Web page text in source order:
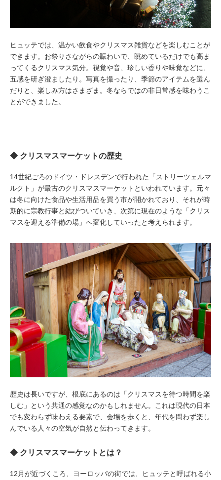
ヒュッテでは、温かい飲食やクリスマス雑貨などを楽しむことが
できます。お祭りさながらの賑わいで、眺めているだけでも高ま
ってくるクリスマス気分。視覚や音、珍しい香りや味覚などに、
五感を研ぎ澄ましたり。写真を撮ったり、季節のアイテムを選ん
だりと、楽しみ方はさまざま。冬ならではの非日常感を味わうこ
とができました。
◆ クリスマスマーケットの歴史
14世紀ごろのドイツ・ドレスデンで行われた「ストリーツェルマ
ルクト」が最古のクリスマスマーケットといわれています。元々
は冬に向けた食品や生活用品を買う市が開かれており、それが時
期的に宗教行事と結びついていき、次第に現在のような「クリス
マスを迎える準備の場」へ変化していったと考えられます。
歴史は長いですが、根底にあるのは「クリスマスを待つ時間を楽
しむ」という共通の感覚なのかもしれません。これは現代の日本
でも変わらず味わえる要素で、会場を歩くと、年代を問わず楽し
んでいる人々の空気が自然と伝わってきます。
◆ クリスマスマーケットとは？
12月が近づくころ、ヨーロッパの街では、ヒュッテと呼ばれる小